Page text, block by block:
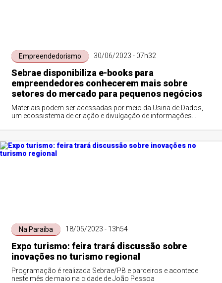
Empreendedorismo 30/06/2023 - 07h32
Sebrae disponibiliza e-books para
empreendedores conhecerem mais sobre
setores do mercado para pequenos negócios
Materiais podem ser acessadas por meio da Usina de Dados,
um ecossistema de criação e divulgação de informações
Na Paraíba 18/05/2023 - 13h54
Expo turismo: feira trará discussão sobre
inovações no turismo regional
Programação é realizada Sebrae/PB e parceiros e acontece
neste mês de maio na cidade de João Pessoa